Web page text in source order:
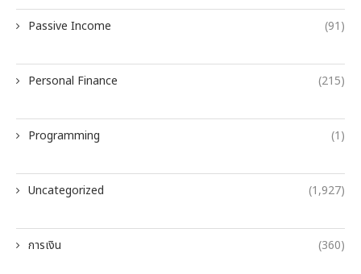
Passive Income (91)
Personal Finance (215)
Programming (1)
Uncategorized (1,927)
การเงิน (360)